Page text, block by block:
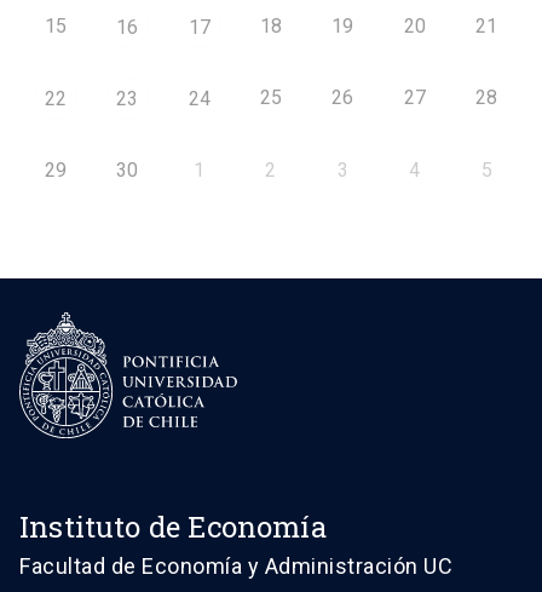
15 16 17 18 19 20 21
22 23 24 25 26 27 28
29 30 1 2 3 4 5
Instituto de Economía
Facultad de Economía y Administración UC